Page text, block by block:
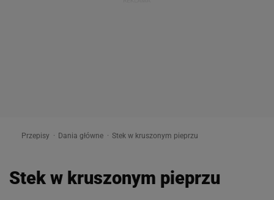
Przepisy Dania główne Stek w kruszonym pieprzu
Stek w kruszonym pieprzu